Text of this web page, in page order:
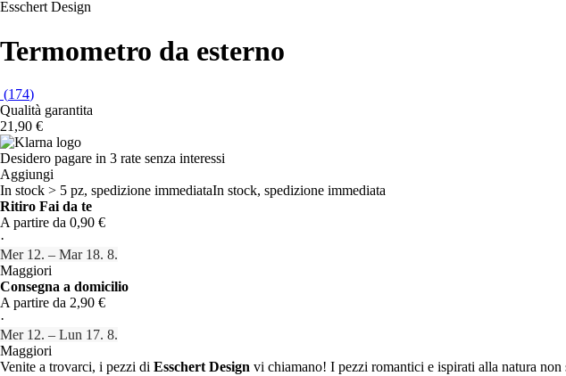
Esschert Design
Termometro da esterno
(174)
Qualità garantita
21,90 €
Desidero pagare in 3 rate senza interessi
Aggiungi
In stock > 5 pz, spedizione immediataIn stock, spedizione immediata
Ritiro Fai da te
A partire da 0,90 €
·
Mer 12. – Mar 18. 8.
Maggiori
Consegna a domicilio
A partire da 2,90 €
·
Mer 12. – Lun 17. 8.
Maggiori
Venite a trovarci, i pezzi di Esschert Design vi chiamano! I pezzi romantici e ispirati alla natura